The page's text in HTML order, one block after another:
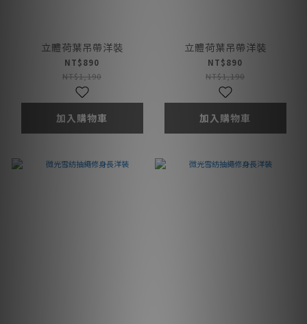
立體荷葉吊帶洋裝
NT$890
NT$1,190
加入購物車
立體荷葉吊帶洋裝
NT$890
NT$1,190
加入購物車